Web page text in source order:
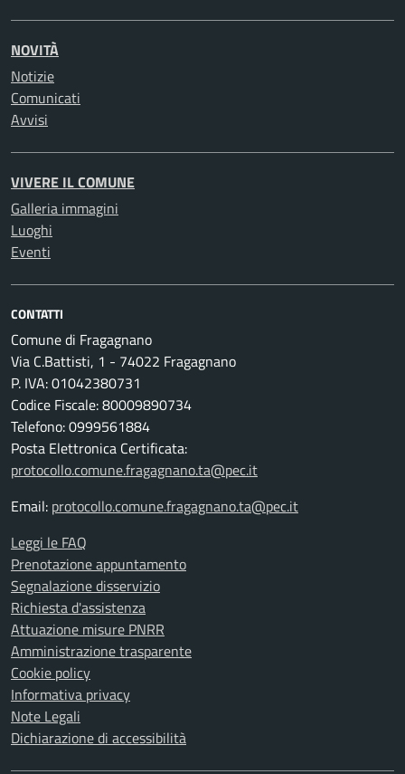
NOVITÀ
Notizie
Comunicati
Avvisi
VIVERE IL COMUNE
Galleria immagini
Luoghi
Eventi
CONTATTI
Comune di Fragagnano
Via C.Battisti, 1 - 74022 Fragagnano
P. IVA: 01042380731
Codice Fiscale: 80009890734
Telefono: 0999561884
Posta Elettronica Certificata:
protocollo.comune.fragagnano.ta@pec.it
Email: protocollo.comune.fragagnano.ta@pec.it
Leggi le FAQ
Prenotazione appuntamento
Segnalazione disservizio
Richiesta d'assistenza
Attuazione misure PNRR
Amministrazione trasparente
Cookie policy
Informativa privacy
Note Legali
Dichiarazione di accessibilità